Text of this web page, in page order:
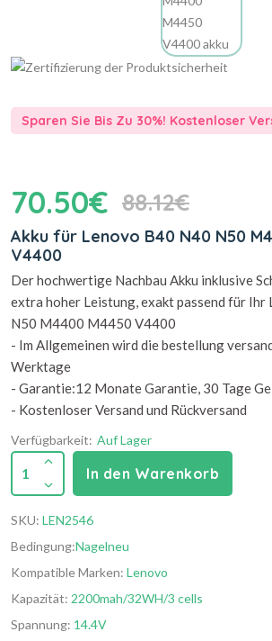
Sparen Sie Bis Zu 30%! Kostenloser
70.50€ 88.12€
Akku für Lenovo B40 N40 N50
V4400
Der hochwertige Nachbau Akku inklusive
extra hoher Leistung, exakt passend für Ihr
N50 M4400 M4450 V4400
- Im Allgemeinen wird die bestellung
Werktage
- Garantie:12 Monate Garantie, 30 Tage
- Kostenloser Versand und Rückversand
Verfügbarkeit: Auf Lager
1 In den Warenkorb
SKU: LEN2546
Bedingung:Nagelneu
Kompatible Marken: Lenovo
Kapazität: 2200mah/32WH/3 cells
Spannung: 14.4V